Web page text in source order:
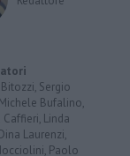
Sergio
Bufalino,
Linda
Laurenzi,
Paolo